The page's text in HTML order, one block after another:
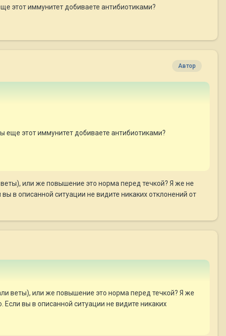
этот иммунитет добиваете антибиотиками?
Автор
еще этот иммунитет добиваете антибиотиками?
или же повышение это норма перед течкой? Я же не
в описанной ситуации не видите никаких отклонений от
веты), или же повышение это норма перед течкой? Я же
вы в описанной ситуации не видите никаких